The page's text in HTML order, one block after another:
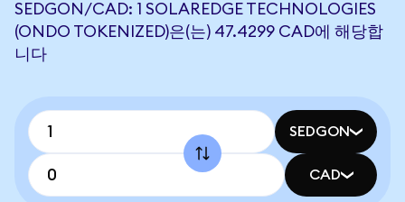
SEDGON/CAD: 1 SOLAREDGE TECHNOLOGIES
(ONDO TOKENIZED)은(는) 47.4299 CAD에 해당합
니다
SEDGON
CAD